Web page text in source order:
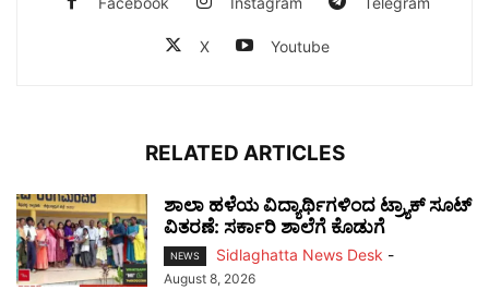
X Youtube
RELATED ARTICLES
ಶಾಲಾ ಹಳೆಯ ವಿದ್ಯಾರ್ಥಿಗಳಿಂದ ಟ್ರ್ಯಾಕ್‌ ಸೂಟ್
ವಿತರಣೆ: ಸರ್ಕಾರಿ ಶಾಲೆಗೆ ಕೊಡುಗೆ
NEWS Sidlaghatta News Desk -
August 8, 2026